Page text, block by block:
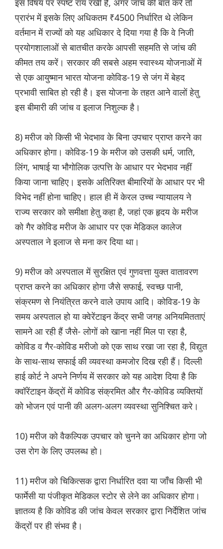
इस विषय पर स्पष्ट राय रखी है, अगर जाँच की बात करें तो
प्रारंभ में इसके लिए अधिकतम ₹4500 निर्धारित थे लेकिन
वर्तमान में राज्यों को यह अधिकार दे दिया गया है कि वे निजी
प्रयोगशालाओं से बातचीत करके आपसी सहमति से जांच की
कीमत तय करें। सरकार की सबसे अहम स्वास्थ्य योजनाओं में
से एक आयुष्मान भारत योजना कोविड-19 से जंग में बेहद
प्रभावी साबित हो रही है। इस योजना के तहत आने वालों हेतु
इस बीमारी की जांच व इलाज निशुल्क है।
8) मरीज को किसी भी भेदभाव के बिना उपचार प्राप्त करने का
अधिकार होगा। कोविड-19 के मरीज को उसकी धर्म, जाति,
लिंग, भाषाई या भौगोलिक उत्पत्ति के आधार पर भेदभाव नहीं
किया जाना चाहिए। इसके अतिरिक्त बीमारियों के आधार पर भी
विभेद नहीं होना चाहिए। हाल ही में केरल उच्च न्यायालय ने
राज्य सरकार को समीक्षा हेतु कहा है, जहां एक हृदय के मरीज
को गैर कोविड मरीज के आधार पर एक मेडिकल कालेज
अस्पताल ने इलाज से मना कर दिया था।
9) मरीज को अस्पताल में सुरक्षित एवं गुणवत्ता युक्त वातावरण
प्राप्त करने का अधिकार होगा जैसे सफाई, स्वच्छ पानी,
संक्रमण से नियंत्रित करने वाले उपाय आदि। कोविड-19 के
समय अस्पताल हो या क्वेरेंटाइन केंद्र सभी जगह अनियमितताएं
सामने आ रही हैं जैसे- लोगों को खाना नहीं मिल पा रहा है,
कोविड व गैर-कोविड मरीजो को एक साथ रखा जा रहा है, विद्युत
के साथ-साथ सफाई की व्यवस्था कमजोर दिख रही हैं। दिल्ली
हाई कोर्ट ने अपने निर्णय में सरकार को यह आदेश दिया है कि
क्वॉरेंटाइन केंद्रों में कोविड संक्रमित और गैर-कोविड व्यक्तियों
को भोजन एवं पानी की अलग-अलग व्यवस्था सुनिश्चित करे।
10) मरीज को वैकल्पिक उपचार को चुनने का अधिकार होगा जो
उस रोग के लिए उपलब्ध हो।
11) मरीज को चिकित्सक द्वारा निर्धारित दवा या जाँच किसी भी
फार्मेसी या पंजीकृत मेडिकल स्टोर से लेने का अधिकार होगा।
ज्ञातव्य है कि कोविड की जांच केवल सरकार द्वारा निर्देशित जांच
केंद्रों पर ही संभव है।